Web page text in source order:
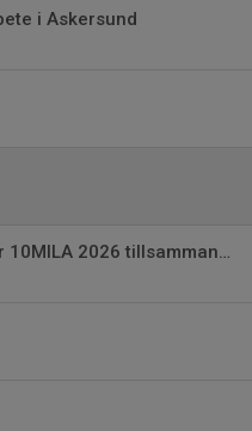
i Askersund
Motala AIF OL laddar för 10MILA 2026 tillsammans med OK Motala – nu kör vi!